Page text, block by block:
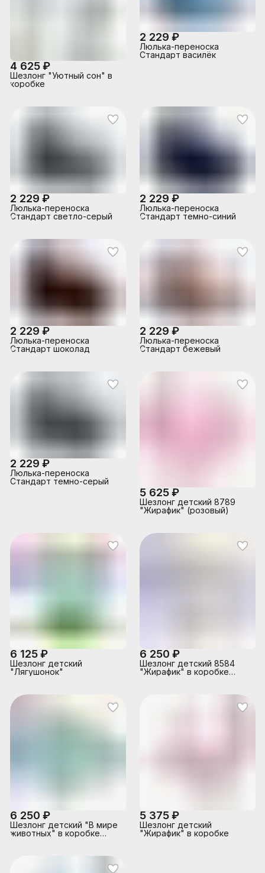
4 625 ₽
Шезлонг "Уютный сон" в
коробке
2 229 ₽
Люлька-переноска
Стандарт василёк
2 229 ₽
Люлька-переноска
Стандарт светло-серый
2 229 ₽
Люлька-переноска
Стандарт темно-синий
2 229 ₽
Люлька-переноска
Стандарт шоколад
2 229 ₽
Люлька-переноска
Стандарт бежевый
2 229 ₽
Люлька-переноска
Стандарт темно-серый
5 625 ₽
Шезлонг детский 8789
"Жирафик" (розовый)
6 125 ₽
Шезлонг детский
"Лягушонок"
6 250 ₽
Шезлонг детский 8584
"Жирафик" в коробке
6 250 ₽
Шезлонг детский "В мире
животных" в коробке
5 375 ₽
Шезлонг детский
"Жирафик" в коробке